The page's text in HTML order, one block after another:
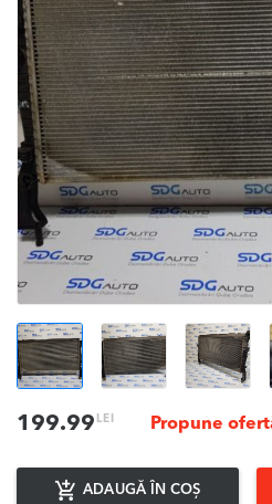
199.99 LEI Propune
ADAUGĂ ÎN COȘ